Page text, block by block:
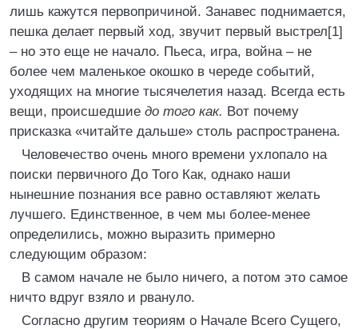
лишь кажутся первопричиной. Занавес поднимается,
пешка делает первый ход, звучит первый выстрел[1]
– но это еще не начало. Пьеса, игра, война – не
более чем маленькое окошко в череде событий,
уходящих на многие тысячелетия назад. Всегда есть
вещи, происшедшие до того как. Вот почему
присказка «читайте дальше» столь распространена.
Человечество очень много времени ухлопало на
поиски первичного До Того Как, однако наши
нынешние познания все равно оставляют желать
лучшего. Единственное, в чем мы более-менее
определились, можно выразить примерно
следующим образом:
В самом начале не было ничего, а потом это самое
ничто вдруг взяло и рвануло.
Согласно другим теориям о Начале Всего Сущего,